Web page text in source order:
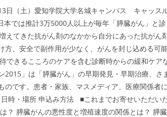
（土）愛知学院大学名城キャンパス キャッス
では推計3万5000人以上が毎年「膵臓がん」と診
えてきた抗がん剤のなかから自分にあった抗がん
、安全で副作用が少なく、がんを封じ込める可
できるこころのケアを含む診断時からの緩和ケア
」は「膵臓がん」の早期発見・早期治療、さ
です。患者・家族、マスメディア、医療関係者に
時・場所 申込み方法 ■これまでお寄せいただい
？ 膵臓がんの悪性度と増殖速度の関係とは？ 膵臓